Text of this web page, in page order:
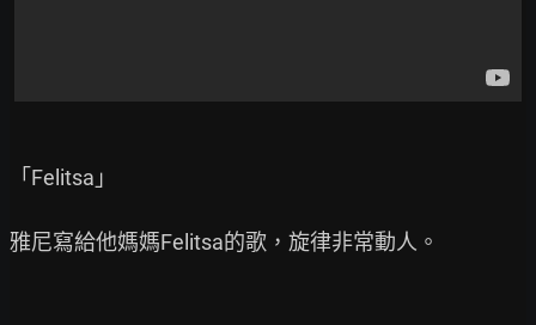
「Felitsa」
雅尼寫給他媽媽Felitsa的歌，旋律非常動人。